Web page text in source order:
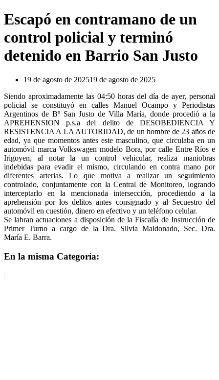
Escapó en contramano de un
control policial y terminó
detenido en Barrio San Justo
19 de agosto de 202519 de agosto de 2025
Siendo aproximadamente las 04:50 horas del día de ayer, personal
policial se constituyó en calles Manuel Ocampo y Periodistas
Argentinos de Bº San Justo de Villa María, donde procedió a la
APREHENSION p.s.a del delito de DESOBEDIENCIA Y
RESISTENCIA A LA AUTORIDAD, de un hombre de 23 años de
edad, ya que momentos antes este masculino, que circulaba en un
automóvil marca Volkswagen modelo Bora, por calle Entre Ríos e
Irigoyen, al notar la un control vehicular, realiza maniobras
indebidas para evadir el mismo, circulando en contra mano por
diferentes arterias. Lo que motiva a realizar un seguimiento
controlado, conjuntamente con la Central de Monitoreo, logrando
interceptarlo en la mencionada intersección, procediendo a la
aprehensión por los delitos antes consignado y al Secuestro del
automóvil en cuestión, dinero en efectivo y un teléfono celular.
Se labran actuaciones a disposición de la Fiscalía de Instrucción de
Primer Turno a cargo de la Dra. Silvia Maldonado, Sec. Dra.
María E. Barra.
En la misma Categoría: